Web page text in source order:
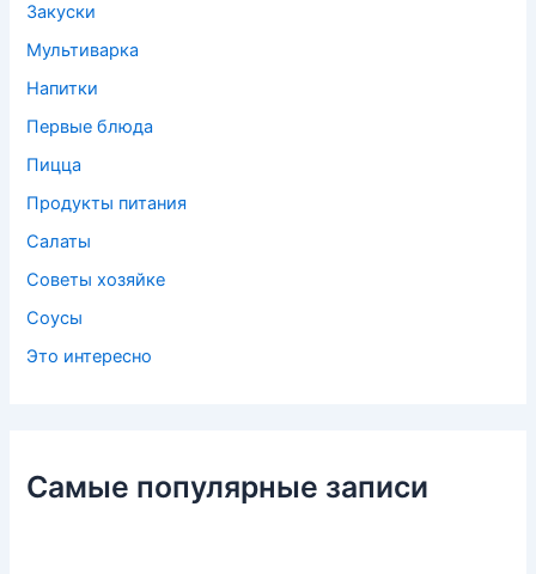
Закуски
Мультиварка
Напитки
Первые блюда
Пицца
Продукты питания
Салаты
Советы хозяйке
Соусы
Это интересно
Самые популярные записи